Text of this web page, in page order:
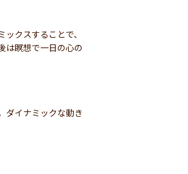
クスすることで、
は瞑想で一日の心の
ダイナミックな動き